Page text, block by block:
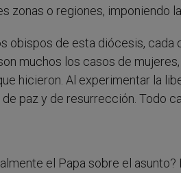
zonas o regiones, imponiendo
obispos de esta diócesis, cada
muchos los casos de
hicieron. Al experimentar la
de paz y de resurrección. Todo
el Papa sobre el